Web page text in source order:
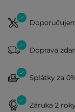
Doprava
Splátky za
Záruka 2